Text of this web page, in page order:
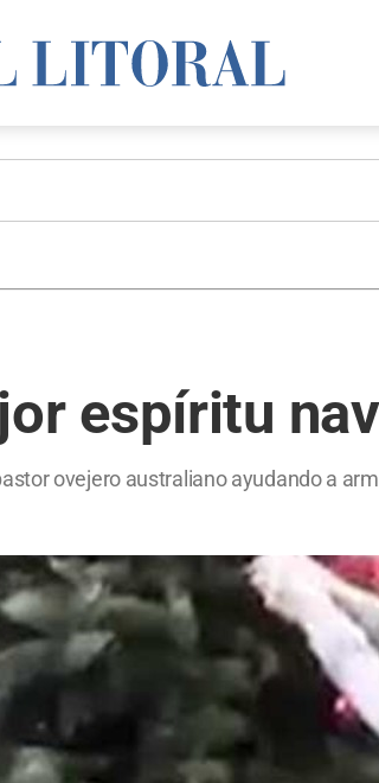
espíritu
ovejero australiano ayudando a